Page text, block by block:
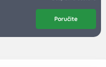
Poručite